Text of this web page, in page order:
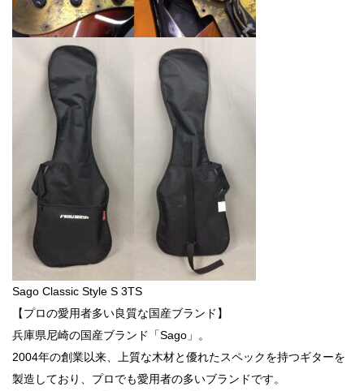
Sago Classic Style S 3TS
【プロの愛用者多い良質な国産ブランド】
兵庫県尼崎の国産ブランド「Sago」。
2004年の創業以来、上質な木材と優れたスペックを持つギターを
製造しており、プロでも愛用者の多いブランドです。